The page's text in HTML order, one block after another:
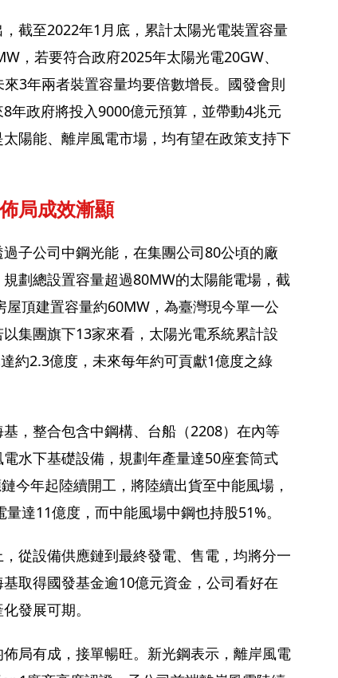
截至2022年1月底，累計太陽光電裝置容量
，若要符合政府2025年太陽光電20GW、
3年兩者裝置容量均要倍數增長。國發會則
年政府將投入9000億元預算，並帶動4兆元
陽能、離岸風電市場，均有望在政策支持下
局成效漸顯
子公司中鋼光能，在集團公司80公頃的廠
劃總設置容量超過80MW的太陽能電場，截
頂建置容量約60MW，為臺灣現今單一公
集團旗下13家來看，太陽光電系統累計設
約2.3億度，未來每年約可貢獻1億度之綠
，整合包含中鋼構、台船（2208）在內等
水下基礎設備，規劃年產量達50座套筒式
今年起陸續開工，將陸續出貨至中能風場，
達11億度，而中能風場中鋼也持股51%。
從設備供應鏈到最終發電、售電，均將分一
取得國發基金逾10億元資金，公司看好在
發展可期。
局有成，接單暢旺。新光鋼表示，離岸風電